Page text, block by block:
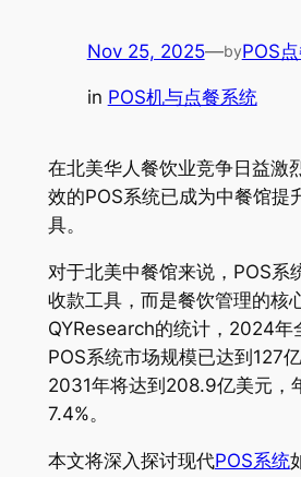
Nov 25, 2025—byPOS
in POS机与点餐系统
在北美华人餐饮业竞争日益激
效的POS系统已成为中餐馆提
具。
对于北美中餐馆来说，POS系
收款工具，而是餐饮管理的核
QYResearch的统计，2024年
POS系统市场规模已达到127
2031年将达到208.9亿美元，
7.4%。
本文将深入探讨现代POS系统